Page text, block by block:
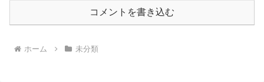
コメントを書き込む
ホーム 未分類